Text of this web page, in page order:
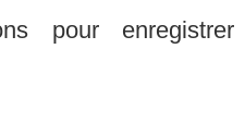
pour